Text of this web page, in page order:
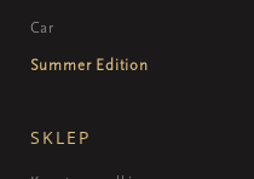
Car
Summer Edition
SKLEP